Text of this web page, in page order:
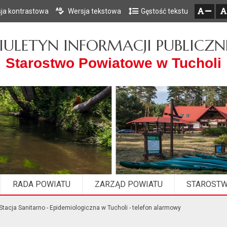
Przejdź do głównego menu
Przejdź do treści
Przejdź do mapy serwisu
kontrastowa Wersja tekstowa Gęstość tekstu
INFORMACJI
Starostwo Powiatowe w Tucholi
RADA POWIATU ZARZĄD POWIATU
Sanitarno - Epidemiologiczna w Tucholi - telefon alarmowy